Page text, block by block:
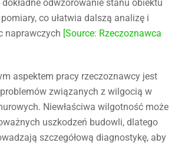
odwzorowanie stanu obiektu
co ułatwia dalszą analizę i
naprawczych [Source: Rzeczoznawca
aspektem pracy rzeczoznawcy jest
związanych z wilgocią w
Niewłaściwa wilgotność może
uszkodzeń budowli, dlatego
szczegółową diagnostykę, aby